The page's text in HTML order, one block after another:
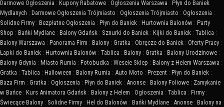
Darmowe Ogłoszenia : Kupony Rabatowe : Ogłoszenia Warszawa : Płyn do Baniek
Mydlanych : Darmowe Ogłoszenia Trójmiasto : Ogłoszenia Trójmiasto : Ogłoszenia :
Solidne Firmy : Bezpłatne Ogłoszenia : Płyn do Baniek : Hurtownia Balonów : Party
Shop : Bańki Mydlane : Balony Gdańsk : Sznurki do Baniek : Kijki do Baniek : Tablica :
Balony Warszawa : Panorama Firm : Balony : Gratka : Obręcze do Baniek : Oferty Pracy :
Łapki do Baniek : Hurtownia Balonów : Tablica : Balony : Gratka : Balony Urodzinowe :
Balony Gdynia : Miasto Rumia : Fotobudka : Wesele Sklep : Balony z Helem Warszawa :
Gratka : Tablica : Halloween : Balony Rumia : Auto Moto : Prezent : Płyn do Baniek :
Baza Firm : Gratka : Ogłoszenia : Płyn do Baniek : Anonse : Balony Foliowe : Zamykanie
w Bańce : Kurs Animatora Gdańsk : Balony z Helem : Ogłoszenia : Tablica : Firmy :
Świecące Balony : Solidne Firmy : Hel do Balonów : Bańki Mydlane : Anonse : Balony na